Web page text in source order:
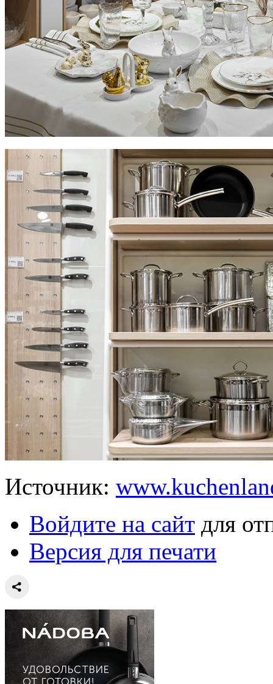
Источник:
Войдите на сайт для
Версия для печати